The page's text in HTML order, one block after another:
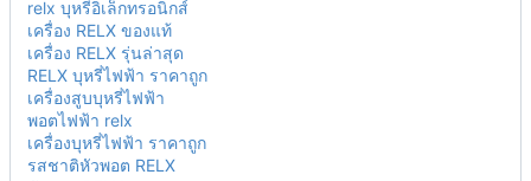
relx บุหรี่อิเล็กทรอนิกส์
เครื่อง RELX ของแท้
เครื่อง RELX รุ่นล่าสุด
RELX บุหรี่ไฟฟ้า ราคาถูก
เครื่องสูบบุหรี่ไฟฟ้า
พอตไฟฟ้า relx
เครื่องบุหรี่ไฟฟ้า ราคาถูก
รสชาติหัวพอต RELX